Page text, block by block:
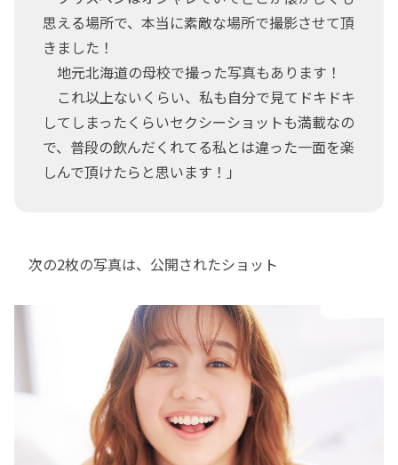
思える場所で、本当に素敵な場所で撮影させて頂
きました！
地元北海道の母校で撮った写真もあります！
これ以上ないくらい、私も自分で見てドキドキ
してしまったくらいセクシーショットも満載なの
で、普段の飲んだくれてる私とは違った一面を楽
しんで頂けたらと思います！」
次の2枚の写真は、公開されたショット